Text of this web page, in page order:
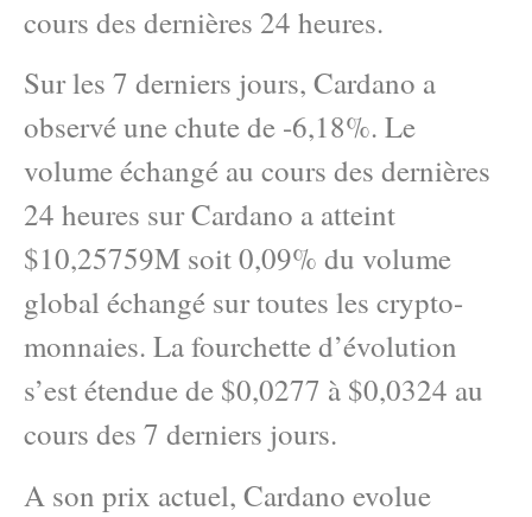
cours des dernières 24 heures.
Sur les 7 derniers jours, Cardano a
observé une chute de -6,18%. Le
volume échangé au cours des dernières
24 heures sur Cardano a atteint
$10,25759M soit 0,09% du volume
global échangé sur toutes les crypto-
monnaies. La fourchette d’évolution
s’est étendue de $0,0277 à $0,0324 au
cours des 7 derniers jours.
A son prix actuel, Cardano evolue